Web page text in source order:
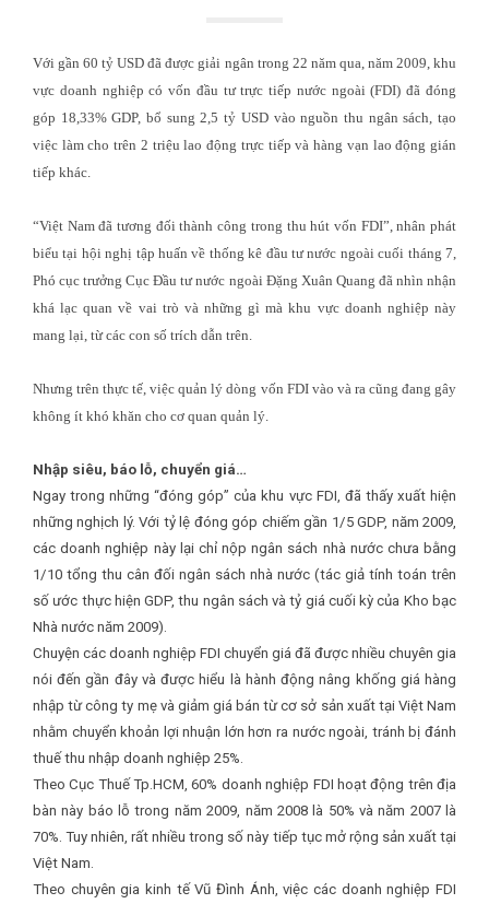
Với gần 60 tỷ USD đã được giải ngân trong 22 năm qua, năm 2009, khu
vực doanh nghiệp có vốn đầu tư trực tiếp nước ngoài (FDI) đã đóng
góp 18,33% GDP, bổ sung 2,5 tỷ USD vào nguồn thu ngân sách, tạo
việc làm cho trên 2 triệu lao động trực tiếp và hàng vạn lao động gián
tiếp khác.
“Việt Nam đã tương đối thành công trong thu hút vốn FDI”, nhân phát
biểu tại hội nghị tập huấn về thống kê đầu tư nước ngoài cuối tháng 7,
Phó cục trưởng Cục Đầu tư nước ngoài Đặng Xuân Quang đã nhìn nhận
khá lạc quan về vai trò và những gì mà khu vực doanh nghiệp này
mang lại, từ các con số trích dẫn trên.
Nhưng trên thực tế, việc quản lý dòng vốn FDI vào và ra cũng đang gây
không ít khó khăn cho cơ quan quản lý.
Nhập siêu, báo lỗ, chuyển giá…
Ngay trong những “đóng góp” của khu vực FDI, đã thấy xuất hiện
những nghịch lý. Với tỷ lệ đóng góp chiếm gần 1/5 GDP, năm 2009,
các doanh nghiệp này lại chỉ nộp ngân sách nhà nước chưa bằng
1/10 tổng thu cân đối ngân sách nhà nước (tác giả tính toán trên
số ước thực hiện GDP, thu ngân sách và tỷ giá cuối kỳ của Kho bạc
Nhà nước năm 2009).
Chuyện các doanh nghiệp FDI chuyển giá đã được nhiều chuyên gia
nói đến gần đây và được hiểu là hành động nâng khống giá hàng
nhập từ công ty mẹ và giảm giá bán từ cơ sở sản xuất tại Việt Nam
nhằm chuyển khoản lợi nhuận lớn hơn ra nước ngoài, tránh bị đánh
thuế thu nhập doanh nghiệp 25%.
Theo Cục Thuế Tp.HCM, 60% doanh nghiệp FDI hoạt động trên địa
bàn này báo lỗ trong năm 2009, năm 2008 là 50% và năm 2007 là
70%. Tuy nhiên, rất nhiều trong số này tiếp tục mở rộng sản xuất tại
Việt Nam.
Theo chuyên gia kinh tế Vũ Đình Ánh, việc các doanh nghiệp FDI